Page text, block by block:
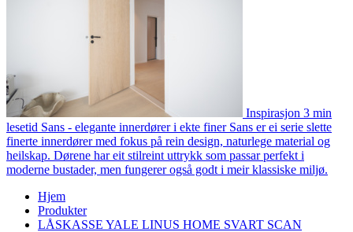
Inspirasjon 3 min
lesetid Sans - elegante innerdører i ekte finer Sans er ei serie slette
finerte innerdører med fokus på rein design, naturlege material og
heilskap. Dørene har eit stilreint uttrykk som passar perfekt i
moderne bustader, men fungerer også godt i meir klassiske miljø.
Hjem
Produkter
LÅSKASSE YALE LINUS HOME SVART SCAN